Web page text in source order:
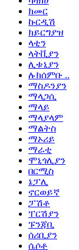
ክመር
ኩርዲሽ
ክይርግያዝ
ላቲን
ላትቪያን
ሊቱኒያን
ሉክሰምቡ ..
ማስዶንያን
ማላጋሲ
ማላይ
ማላያላም
ማልትስ
ማኦሪይ
ማራቲ
ሞኒጎሊያን
በርሚስ
ኔፓሊ
ኖርወይኛ
ፓሽቶ
ፐርሽያን
ፑንጃቢ
ሰሪቢያን
ሴሶቶ